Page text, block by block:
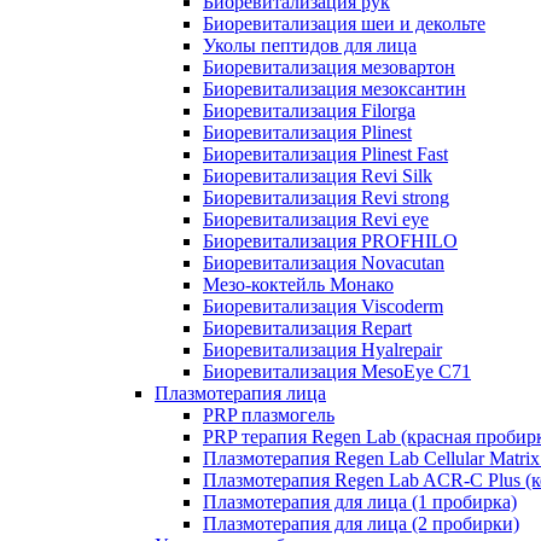
Биоревитализация шеи и декольте
Уколы пептидов для лица
Биоревитализация мезовартон
Биоревитализация мезоксантин
Биоревитализация Filorga
Биоревитализация Plinest
Биоревитализация Plinest Fast
Биоревитализация Revi Silk
Биоревитализация Revi strong
Биоревитализация Revi eye
Биоревитализация PROFHILO
Биоревитализация Novacutan
Мезо-коктейль Монако
Биоревитализация Viscoderm
Биоревитализация Repart
Биоревитализация Hyalrepair
Биоревитализация MesoEye C71
Плазмотерапия лица
PRP плазмогель
PRP терапия Regen Lab (красная
Плазмотерапия Regen Lab Cellular
Плазмотерапия Regen Lab ACR-C Plus
Плазмотерапия для лица (1 пробирка)
Плазмотерапия для лица (2 пробирки)